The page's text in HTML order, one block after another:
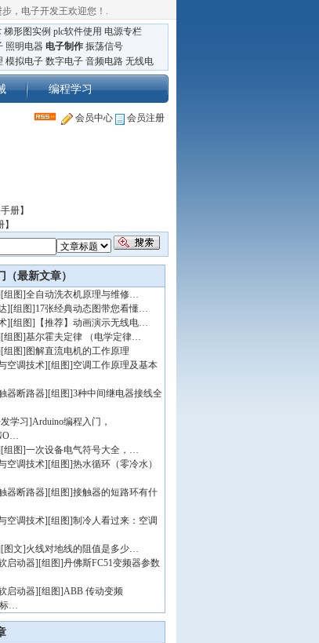
，电子开发王欢迎您！ .
梯形图实例 plc软件使用 电源专栏
照明电器 电子制作 振荡信号
模拟电子 数字电子 音频电路 无线电
编程学习
会员中心 会员注册
册】
（最新文章）
[组图]全自动洗衣机原理与维修…
][组图]17张经典动态图带您看懂…
][组图] 【推荐】动画演示无线电…
[组图]基尔霍夫定律 （电学定律…
[组图] 图解直流电机的工作原理
空调技术][组图]空调工作原理及基本
器断路器][组图]3种中间继电器接线全
学习 ]Arduino编程入门，
[组图]一次设备电气符号大全，…
空调技术][组图]热水循环（零冷水）
器断路器][组图]接触器的短路环有什
空调技术][组图]制冷人看过来：空调
[图文]火线对地线的阻值是多少…
启动器][组图]丹佛斯FC51变频器参数
启动器][组图]ABB 传动变频
标…